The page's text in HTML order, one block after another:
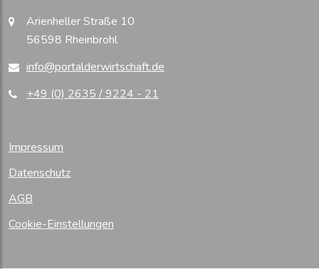
Arienheller Straße 10
56598 Rheinbrohl
info@portalderwirtschaft.de
+49 (0) 2635 / 9224 - 21
Impressum
Datenschutz
AGB
Cookie-Einstellungen